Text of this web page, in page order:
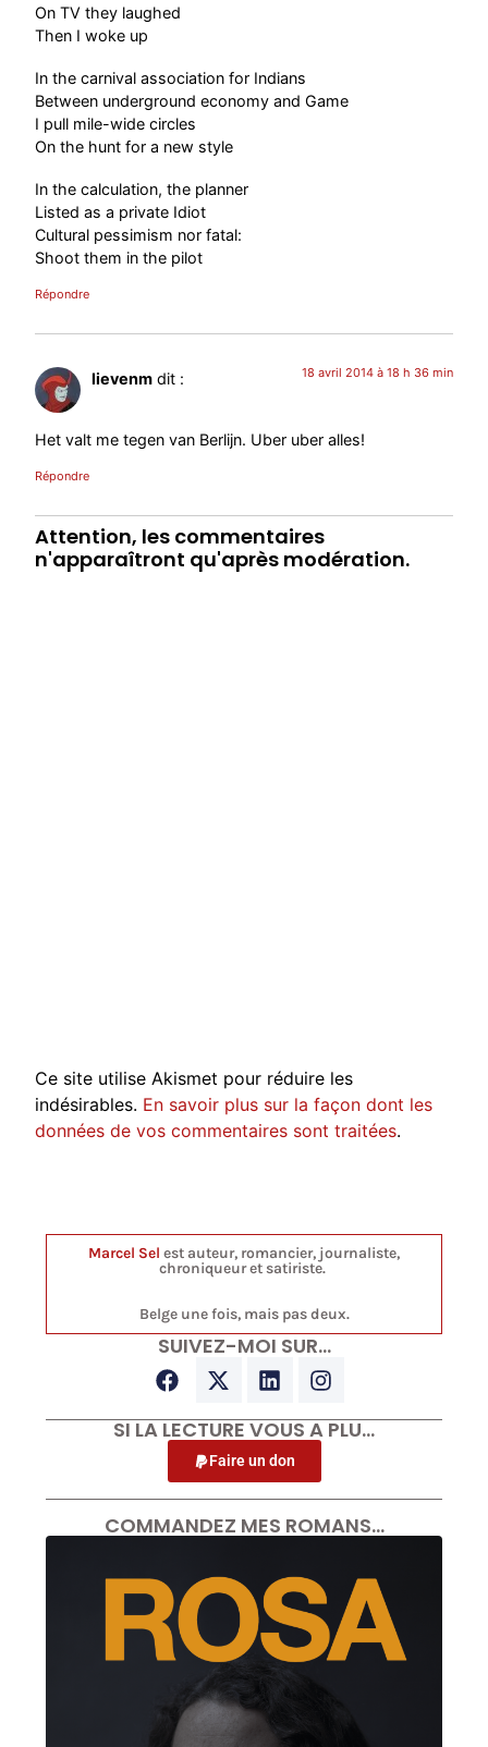
On TV they laughed
Then I woke up
In the carnival association for Indians
Between underground economy and Game
I pull mile-wide circles
On the hunt for a new style
In the calculation, the planner
Listed as a private Idiot
Cultural pessimism nor fatal:
Shoot them in the pilot
Répondre
lievenm dit : 18 avril 2014 à 18 h 36 min
Het valt me tegen van Berlijn. Uber uber alles!
Répondre
Attention, les commentaires
n'apparaîtront qu'après modération.
Ce site utilise Akismet pour réduire les
indésirables. En savoir plus sur la façon dont les
données de vos commentaires sont traitées.
Marcel Sel est auteur, romancier, journaliste,
chroniqueur et satiriste.
Belge une fois, mais pas deux.
SUIVEZ-MOI SUR…
SI LA LECTURE VOUS A PLU…
Faire un don
COMMANDEZ MES ROMANS…